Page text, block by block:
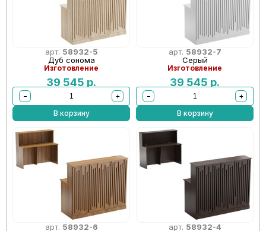
арт. 58932-5
Дуб сонома
Изготовление
39 545 р.
−
+
В корзину
арт. 58932-7
Серый
Изготовление
39 545 р.
−
+
В корзину
арт. 58932-6
арт. 58932-4